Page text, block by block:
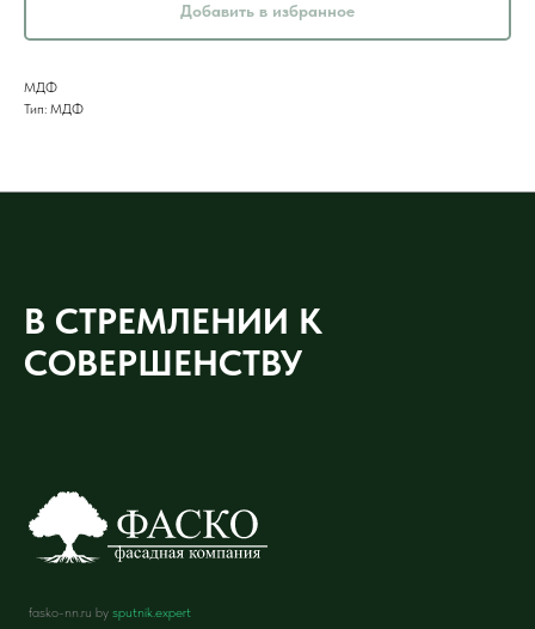
Добавить в избранное
МДФ
Тип: МДФ
В СТРЕМЛЕНИИ К
СОВЕРШЕНСТВУ
fasko-nn.ru by sputnik.expert